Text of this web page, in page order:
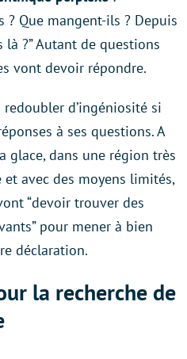
? Que mangent-ils ? Depuis
?” Autant de questions
vont devoir répondre.
redoubler d’ingéniosité si
à ses questions. A
glace, dans une région très
avec des moyens limités,
“devoir trouver des
pour mener à bien
déclaration.
la recherche de